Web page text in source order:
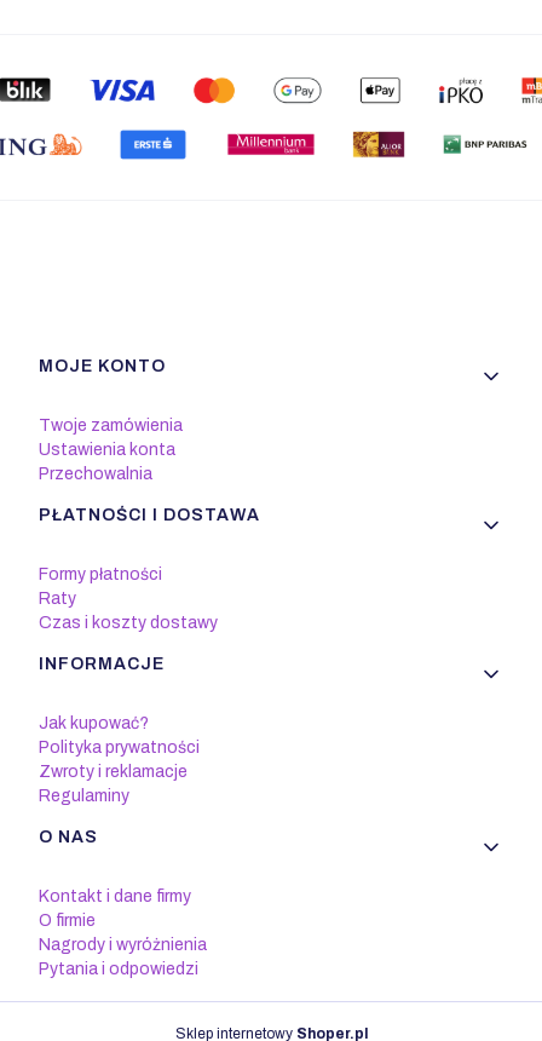
Linki w stopce
MOJE KONTO
Twoje zamówienia
Ustawienia konta
Przechowalnia
PŁATNOŚCI I DOSTAWA
Formy płatności
Raty
Czas i koszty dostawy
INFORMACJE
Jak kupować?
Polityka prywatności
Zwroty i reklamacje
Regulaminy
O NAS
Kontakt i dane firmy
O firmie
Nagrody i wyróżnienia
Pytania i odpowiedzi
Sklep internetowy Shoper.pl